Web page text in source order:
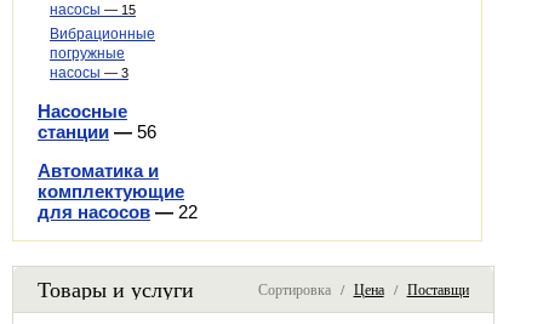
насосы — 15
Вибрационные
погружные
насосы — 3
Насосные
станции — 56
Автоматика и
комплектующие
для насосов — 22
Товары и услуги Сортировка / Цена/ Поставщик